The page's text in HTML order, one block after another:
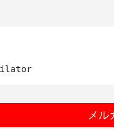
メル